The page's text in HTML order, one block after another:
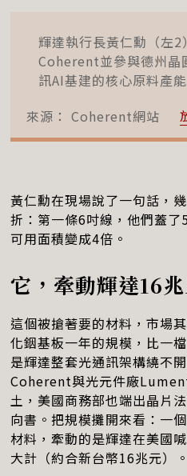
輝達執行長黃仁勳（左
Coherent並參與德州晶
訊AI基建的核心原料產能
來源： Coherent網站
黃仁勳在現場說了一句話，
折：第一條6吋線，他們蓋
可用面積變成4倍。
它，牽動輝達16
這個被搶著要的材料，市場
化銦基板一年的規模，比一
是輝達整套光通訊架構繞不
Coherent與光元件廠
土，美國商務部也端出晶片
向書。把規模攤開來看：一
材料，牽動的是輝達在美國
大計（約合新台幣16兆元）。